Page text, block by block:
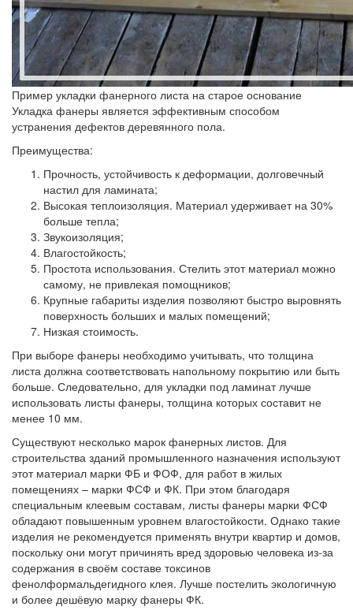
Пример укладки фанерного листа на старое основание
Укладка фанеры является эффективным способом
устранения дефектов деревянного пола.
Преимущества:
Прочность, устойчивость к деформации, долговечный
настил для ламината;
Высокая теплоизоляция. Материал удерживает на 30%
больше тепла;
Звукоизоляция;
Влагостойкость;
Простота использования. Стелить этот материал можно
самому, не привлекая помощников;
Крупные габариты изделия позволяют быстро выровнять
поверхность больших и малых помещений;
Низкая стоимость.
При выборе фанеры необходимо учитывать, что толщина
листа должна соответствовать напольному покрытию или быть
больше. Следовательно, для укладки под ламинат лучше
использовать листы фанеры, толщина которых составит не
менее 10 мм.
Существуют несколько марок фанерных листов. Для
строительства зданий промышленного назначения используют
этот материал марки ФБ и ФОФ, для работ в жилых
помещениях – марки ФСФ и ФК. При этом благодаря
специальным клеевым составам, листы фанеры марки ФСФ
обладают повышенным уровнем влагостойкости. Однако такие
изделия не рекомендуется применять внутри квартир и домов,
поскольку они могут причинять вред здоровью человека из-за
содержания в своём составе токсинов
фенолформальдегидного клея. Лучше постелить экологичную
и более дешёвую марку фанеры ФК.